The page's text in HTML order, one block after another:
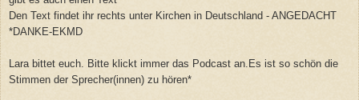
Den Text findet ihr rechts unter Kirchen in Deutschland - ANGEDACHT
*DANKE-EKMD
Lara bittet euch. Bitte klickt immer das Podcast an.Es ist so schön die
Stimmen der Sprecher(innen) zu hören*